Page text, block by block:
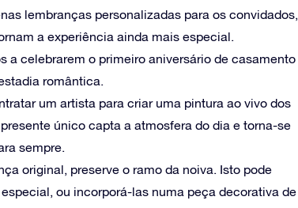
lembranças personalizadas para os convidados,
a experiência ainda mais especial.
a celebrarem o primeiro aniversário de casamento
romântica.
um artista para criar uma pintura ao vivo dos
único capta a atmosfera do dia e torna-se
sempre.
original, preserve o ramo da noiva. Isto pode
ou incorporá-las numa peça decorativa de